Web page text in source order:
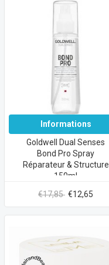
Informations
Goldwell Dual Senses
Bond Pro Spray
Réparateur & Structure
150ml
€17,85 €12,65